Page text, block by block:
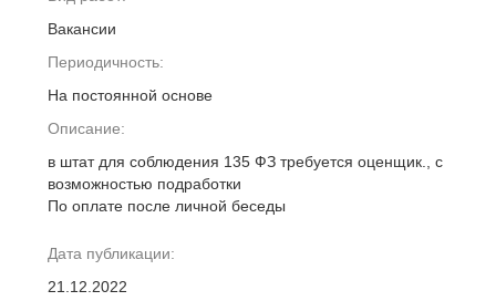
Вакансии
Периодичность:
На постоянной основе
Описание:
в штат для соблюдения 135 ФЗ требуется оценщик., с
возможностью подработки
По оплате после личной беседы
Дата публикации:
21.12.2022